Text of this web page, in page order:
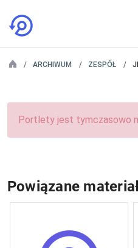
ARCHIWUM ZESPÓŁ
Portlety jest tymczasowo
Powiązane